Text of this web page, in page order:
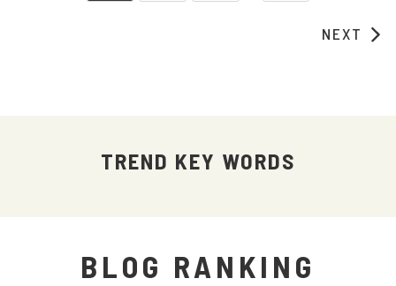
NEXT
TREND KEY WORDS
BLOG RANKING